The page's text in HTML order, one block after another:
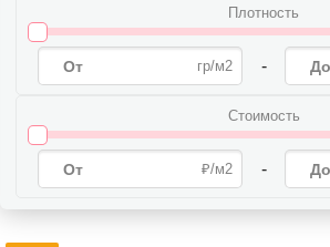
Плотность
-
Стоимость
-